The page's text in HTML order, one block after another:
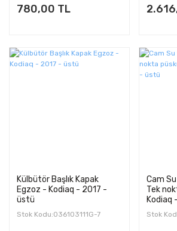
780,00 TL
Külbütör Başlık Kapak
Egzoz - Kodiaq - 2017 -
üstü
Stok Kodu:036103111G-7
Cam
Tek
Kodiaq
Stok